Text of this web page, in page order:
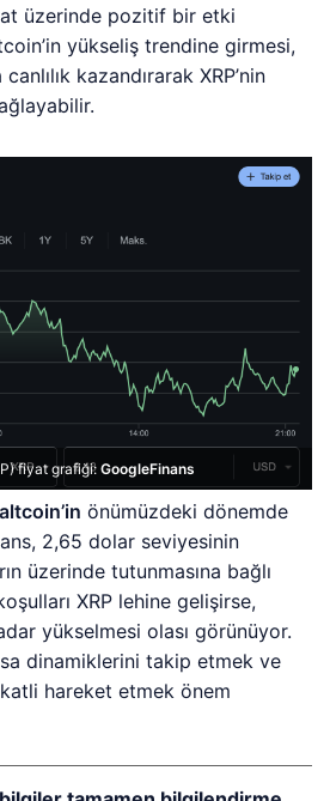
üzerinde pozitif bir etki
yükseliş trendine girmesi,
kazandırarak XRP’nin
fiyat grafiği:GoogleFinans
önümüzdeki dönemde
2,65 dolar seviyesinin
üzerinde tutunmasına bağlı
XRP lehine gelişirse,
yükselmesi olası görünüyor.
dinamiklerini takip etmek ve
hareket etmek önem